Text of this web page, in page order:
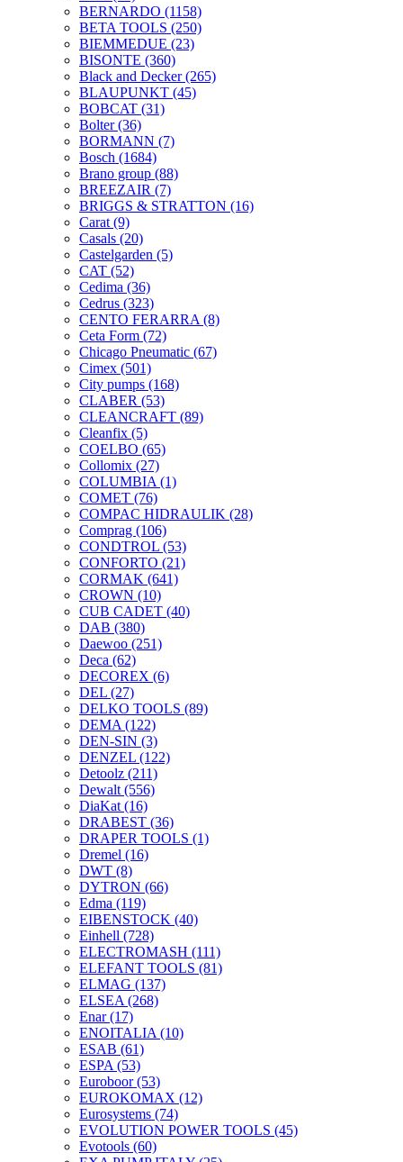
BERNARDO (1158)
BETA TOOLS (250)
BIEMMEDUE (23)
BISONTE (360)
Black and Decker(265)
BLAUPUNKT (45)
BOBCAT (31)
Bolter(36)
BORMANN (7)
Bosch (1684)
Brano group (88)
BREEZAIR (7)
BRIGGS & STRATTON (16)
Carat (9)
Casals (20)
Castelgarden (5)
CAT (52)
Cedima (36)
Cedrus (323)
CENTO FERARRA (8)
Ceta Form (72)
Chicago Pneumatic (67)
Cimex (501)
City pumps (168)
CLABER (53)
CLEANCRAFT (89)
Cleanfix (5)
COELBO (65)
Collomix (27)
COLUMBIA (1)
COMET (76)
COMPAC HIDRAULIK (28)
Comprag (106)
CONDTROL (53)
CONFORTO (21)
CORMAK (641)
CROWN (10)
CUB CADET (40)
DAB (380)
Daewoo (251)
Deca (62)
DECOREX (6)
DEL (27)
DELKO TOOLS (89)
DEMA (122)
DEN-SIN (3)
DENZEL (122)
Detoolz (211)
Dewalt (556)
DiaKat (16)
DRABEST (36)
DRAPER TOOLS (1)
Dremel (16)
DWT (8)
DYTRON (66)
Edma (119)
EIBENSTOCK (40)
Einhell (728)
ELECTROMASH (111)
ELEFANT TOOLS (81)
ELMAG (137)
ELSEA (268)
Enar(17)
ENOITALIA (10)
ESAB (61)
ESPA (53)
Euroboor(53)
EUROKOMAX (12)
Eurosystems (74)
EVOLUTION POWER TOOLS (45)
Evotools (60)